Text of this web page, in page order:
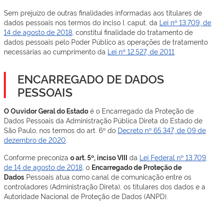
Sem prejuízo de outras finalidades informadas aos titulares de
dados pessoais nos termos do inciso I, caput, da Lei nº 13.709, de
14 de agosto de 2018 , constitui finalidade do tratamento de
dados pessoais pelo Poder Público as operações de tratamento
necessárias ao cumprimento da Lei nº 12.527, de 2011
ENCARREGADO DE DADOS
PESSOAIS
O Ouvidor Geral do Estado é o Encarregado da Proteção de
Dados Pessoais da Administração Pública Direta do Estado de
São Paulo, nos termos do art. 6º do Decreto nº 65.347, de 09 de
dezembro de 2020
Conforme preconiza o art. 5º, inciso VIII da Lei Federal nº 13.709,
de 14 de agosto de 2018 , o Encarregado de Proteção de
Dados Pessoais atua como canal de comunicação entre os
controladores (Administração Direta), os titulares dos dados e a
Autoridade Nacional de Proteção de Dados (ANPD).